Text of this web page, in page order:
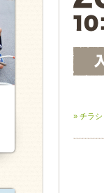
» チラ